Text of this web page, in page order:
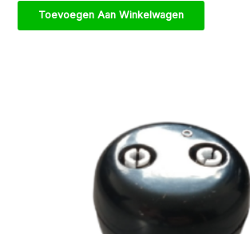
Toevoegen Aan Winkelwagen